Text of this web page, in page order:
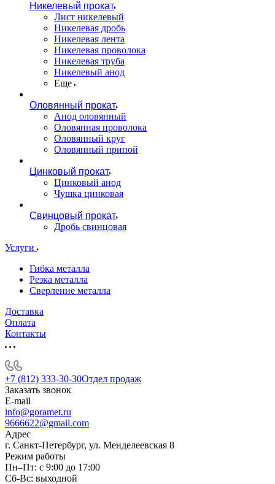
Никелевый прокат
Лист никелевый
Никелевая дробь
Никелевая лента
Никелевая проволока
Никелевая труба
Никелевый анод
Еще
Оловянный прокат
Анод оловянный
Оловянная проволока
Оловянный круг
Оловянный припой
Цинковый прокат
Цинковый анод
Чушка цинковая
Свинцовый прокат
Дробь свинцовая
Услуги
Гибка металла
Резка металла
Сверление металла
Доставка
Оплата
Контакты
+7 (812) 333-30-30Отдел продаж
Заказать звонок
E-mail
info@goramet.ru
9666622@gmail.com
Адрес
г. Санкт-Петербург, ул. Менделеевская 8
Режим работы
Пн–Пт: с 9:00 до 17:00
Сб-Вс: выходной